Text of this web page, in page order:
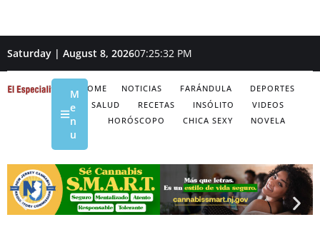
Saturday | August 8, 202607:25:33 PM
HOME NOTICIAS FARÁNDULA
DEPORTES
SALUD
RECETAS INSÓLITO
VIDEOS
HORÓSCOPO
CHICA SEXY NOVELA
M
e
n
u